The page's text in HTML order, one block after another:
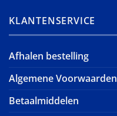
KLANTENSERVICE
Afhalen bestelling
Algemene Voorwaarden
Betaalmiddelen